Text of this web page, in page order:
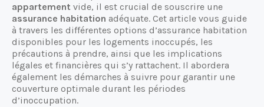
appartement vide, il est crucial de souscrire une
assurance habitation adéquate. Cet article vous guide
à travers les différentes options d’assurance habitation
disponibles pour les logements inoccupés, les
précautions à prendre, ainsi que les implications
légales et financières qui s’y rattachent. Il abordera
également les démarches à suivre pour garantir une
couverture optimale durant les périodes
d’inoccupation.